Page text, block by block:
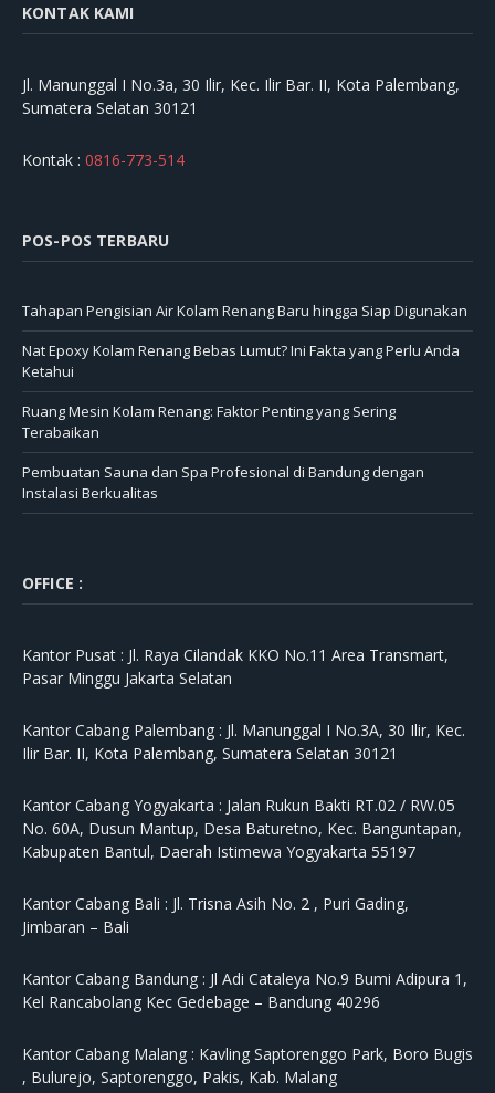
KONTAK KAMI
Jl. Manunggal I No.3a, 30 Ilir, Kec. Ilir Bar. II, Kota Palembang,
Sumatera Selatan 30121
Kontak : 0816-773-514
POS-POS TERBARU
Tahapan Pengisian Air Kolam Renang Baru hingga Siap Digunakan
Nat Epoxy Kolam Renang Bebas Lumut? Ini Fakta yang Perlu Anda
Ketahui
Ruang Mesin Kolam Renang: Faktor Penting yang Sering
Terabaikan
Pembuatan Sauna dan Spa Profesional di Bandung dengan
Instalasi Berkualitas
OFFICE :
Kantor Pusat : Jl. Raya Cilandak KKO No.11 Area Transmart,
Pasar Minggu Jakarta Selatan
Kantor Cabang Palembang : Jl. Manunggal I No.3A, 30 Ilir, Kec.
Ilir Bar. II, Kota Palembang, Sumatera Selatan 30121
Kantor Cabang Yogyakarta : Jalan Rukun Bakti RT.02 / RW.05
No. 60A, Dusun Mantup, Desa Baturetno, Kec. Banguntapan,
Kabupaten Bantul, Daerah Istimewa Yogyakarta 55197
Kantor Cabang Bali : Jl. Trisna Asih No. 2 , Puri Gading,
Jimbaran – Bali
Kantor Cabang Bandung : Jl Adi Cataleya No.9 Bumi Adipura 1,
Kel Rancabolang Kec Gedebage – Bandung 40296
Kantor Cabang Malang : Kavling Saptorenggo Park, Boro Bugis
, Bulurejo, Saptorenggo, Pakis, Kab. Malang